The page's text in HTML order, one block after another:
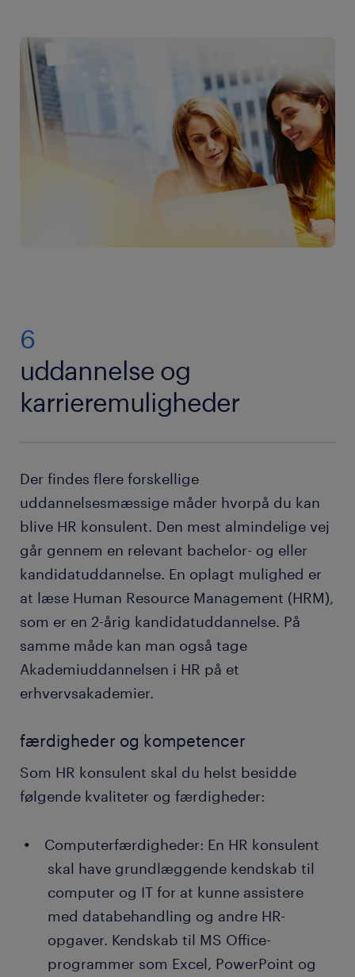
6
uddannelse og
karrieremuligheder
Der findes flere forskellige
uddannelsesmæssige måder hvorpå du kan
blive HR konsulent. Den mest almindelige vej
går gennem en relevant bachelor- og eller
kandidatuddannelse. En oplagt mulighed er
at læse Human Resource Management (HRM),
som er en 2-årig kandidatuddannelse. På
samme måde kan man også tage
Akademiuddannelsen i HR på et
erhvervsakademier.
færdigheder og kompetencer
Som HR konsulent skal du helst besidde
følgende kvaliteter og færdigheder:
Computerfærdigheder: En HR konsulent
skal have grundlæggende kendskab til
computer og IT for at kunne assistere
med databehandling og andre HR-
opgaver. Kendskab til MS Office-
programmer som Excel, PowerPoint og